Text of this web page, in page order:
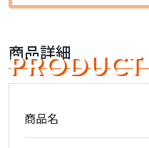
PRODUCT
商品詳細
商品名